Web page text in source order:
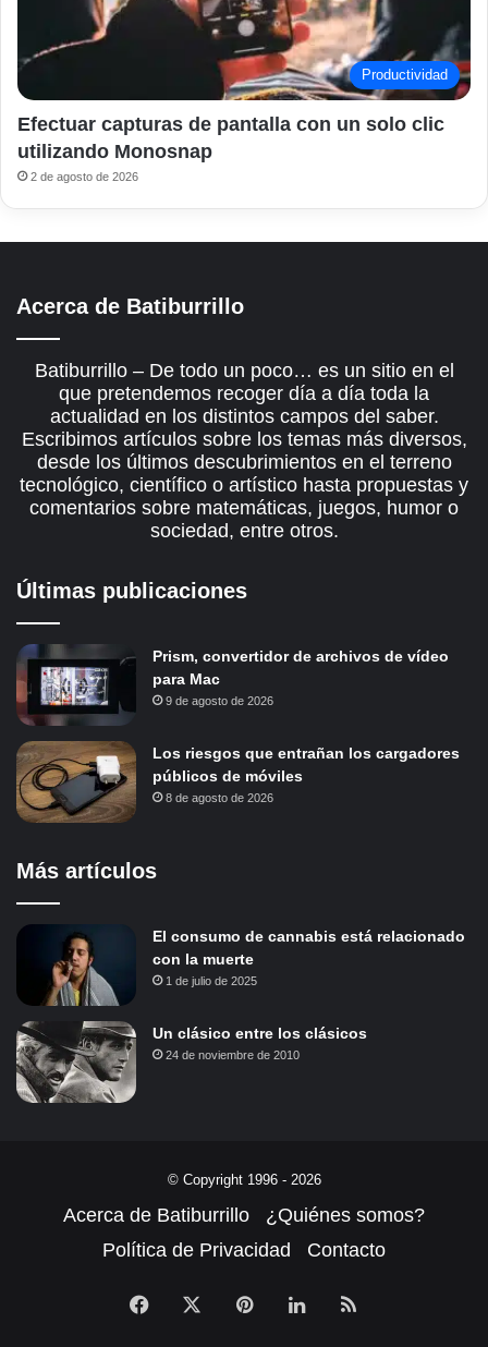
Productividad
Efectuar capturas de pantalla con un solo clic
utilizando Monosnap
2 de agosto de 2026
Acerca de Batiburrillo
Batiburrillo – De todo un poco… es un sitio en el
que pretendemos recoger día a día toda la
actualidad en los distintos campos del saber.
Escribimos artículos sobre los temas más diversos,
desde los últimos descubrimientos en el terreno
tecnológico, científico o artístico hasta propuestas y
comentarios sobre matemáticas, juegos, humor o
sociedad, entre otros.
Últimas publicaciones
Prism, convertidor de archivos de vídeo
para Mac
9 de agosto de 2026
Los riesgos que entrañan los cargadores
públicos de móviles
8 de agosto de 2026
Más artículos
El consumo de cannabis está relacionado
con la muerte
1 de julio de 2025
Un clásico entre los clásicos
24 de noviembre de 2010
© Copyright 1996 - 2026
Acerca de Batiburrillo
¿Quiénes somos?
Política de Privacidad
Contacto
Facebook PinterestLinkedInRSS